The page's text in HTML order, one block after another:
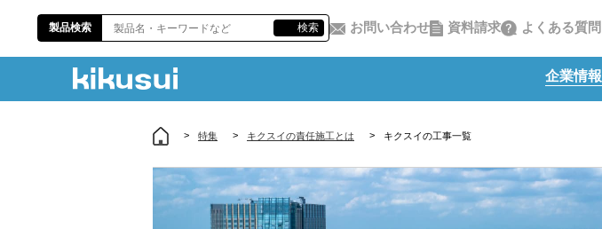
企業情報
製品検索 検索 お問い合わせ 資料請求 よくある質問
特集 キクスイの責任施工とは キクスイの工事一覧